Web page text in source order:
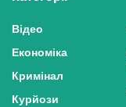
Відео
Економіка
Кримінал
Курйози